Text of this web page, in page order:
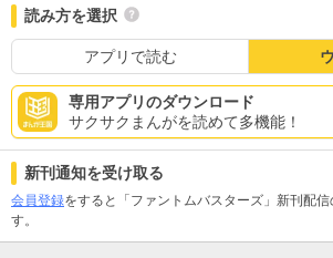
読み方を選択
アプリで読む
専用アプリのダウンロード
サクサクまんがを読めて多機能！
新刊通知を受け取る
会員登録をすると「ファントムバスターズ」新刊配
す。